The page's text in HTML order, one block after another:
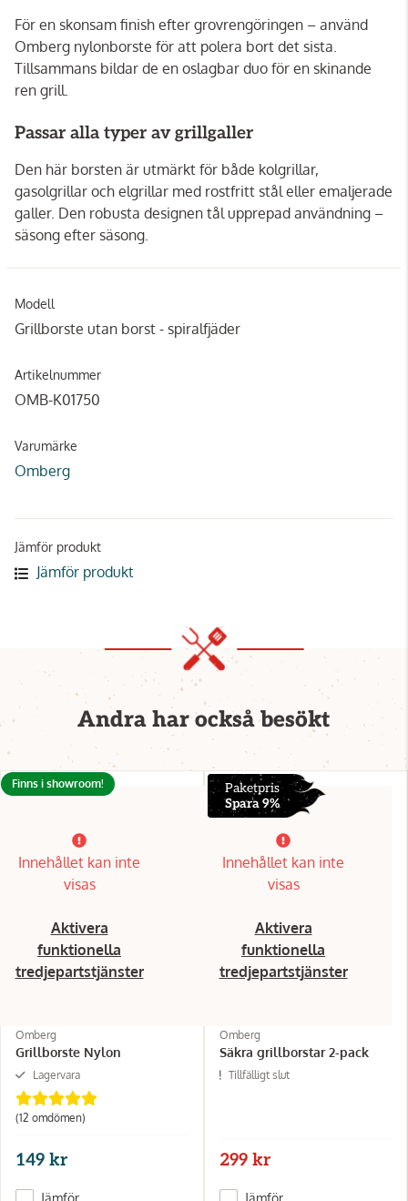
För en skonsam finish efter grovrengöringen – använd
Omberg nylonborste för att polera bort det sista.
Tillsammans bildar de en oslagbar duo för en skinande
ren grill.
Passar alla typer av grillgaller
Den här borsten är utmärkt för både kolgrillar,
gasolgrillar och elgrillar med rostfritt stål eller emaljerade
galler. Den robusta designen tål upprepad användning –
säsong efter säsong.
Modell
Grillborste utan borst - spiralfjäder
Artikelnummer
OMB-K01750
Varumärke
Omberg
Jämför produkt
Jämför produkt
Andra har också besökt
Innehållet kan inte
visas
Aktivera
funktionella
tredjepartstjänster
Omberg
Grillborste Nylon
Lagervara
(12 omdömen)
Finns i showroom!
149 kr
Jämför
Paketpris
Spara 9%
Innehållet kan inte
visas
Aktivera
funktionella
tredjepartstjänster
Omberg
Säkra grillborstar 2-pack
Tillfälligt slut
299 kr
Jämför